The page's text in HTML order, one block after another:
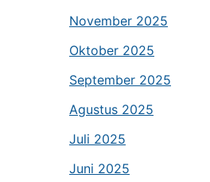
November 2025
Oktober 2025
September 2025
Agustus 2025
Juli 2025
Juni 2025